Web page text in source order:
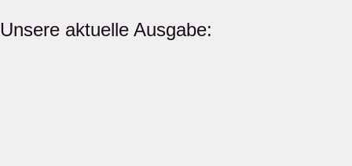
Unsere aktuelle Ausgabe: